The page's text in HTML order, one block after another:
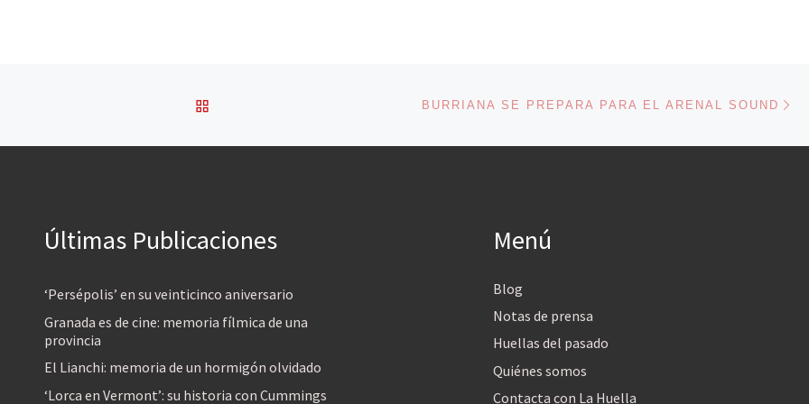
VOLVER A LA LISTA DE ENTRADASBURRIANA SE PREPARA PARA EL ARENAL SOUND
Últimas Publicaciones
‘Persépolis’ en su veinticinco aniversario
Granada es de cine: memoria fílmica de una
provincia
El Lianchi: memoria de un hormigón olvidado
‘Lorca en Vermont’: su historia con Cummings
Menú
Blog
Notas de prensa
Huellas del pasado
Quiénes somos
Contacta con La Huella